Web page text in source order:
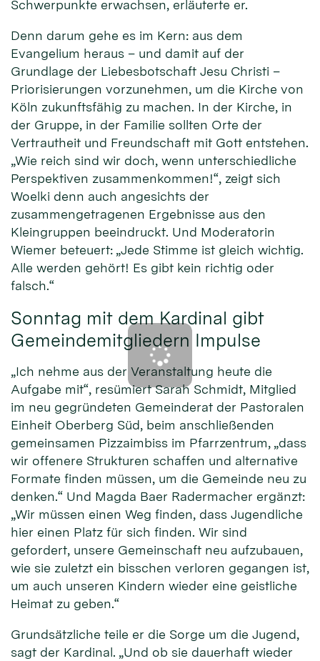
Schwerpunkte erwachsen, erläuterte er.
Denn darum gehe es im Kern: aus dem
Evangelium heraus – und damit auf der
Grundlage der Liebesbotschaft Jesu Christi –
Priorisierungen vorzunehmen, um die Kirche von
Köln zukunftsfähig zu machen. In der Kirche, in
der Gruppe, in der Familie sollten Orte der
Vertrautheit und Freundschaft mit Gott entstehen.
„Wie reich sind wir doch, wenn unterschiedliche
Perspektiven zusammenkommen!“, zeigt sich
Woelki denn auch angesichts der
zusammengetragenen Ergebnisse aus den
Kleingruppen beeindruckt. Und Moderatorin
Wiemer beteuert: „Jede Stimme ist gleich wichtig.
Alle werden gehört! Es gibt kein richtig oder
falsch.“
Sonntag mit dem Kardinal gibt
Gemeindemitgliedern Impulse
„Ich nehme aus der Veranstaltung heute die
Aufgabe mit“, resümiert Sarah Schmidt, Mitglied
im neu gegründeten Gemeinderat der Pastoralen
Einheit Oberberg Süd, beim anschließenden
gemeinsamen Pizzaimbiss im Pfarrzentrum, „dass
wir offenere Strukturen schaffen und alternative
Formate finden müssen, um die Gemeinde neu zu
denken.“ Und Magda Baer Radermacher ergänzt:
„Wir müssen einen Weg finden, dass Jugendliche
hier einen Platz für sich finden. Wir sind
gefordert, unsere Gemeinschaft neu aufzubauen,
wie sie zuletzt ein bisschen verloren gegangen ist,
um auch unseren Kindern wieder eine geistliche
Heimat zu geben.“
Grundsätzliche teile er die Sorge um die Jugend,
sagt der Kardinal. „Und ob sie dauerhaft wieder